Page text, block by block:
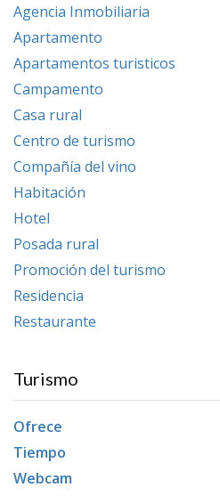
Agencia Inmobiliaria
Apartamento
Apartamentos turisticos
Campamento
Casa rural
Centro de turismo
Compañía del vino
Habitación
Hotel
Posada rural
Promoción del turismo
Residencia
Restaurante
Turismo
Ofrece
Tiempo
Webcam